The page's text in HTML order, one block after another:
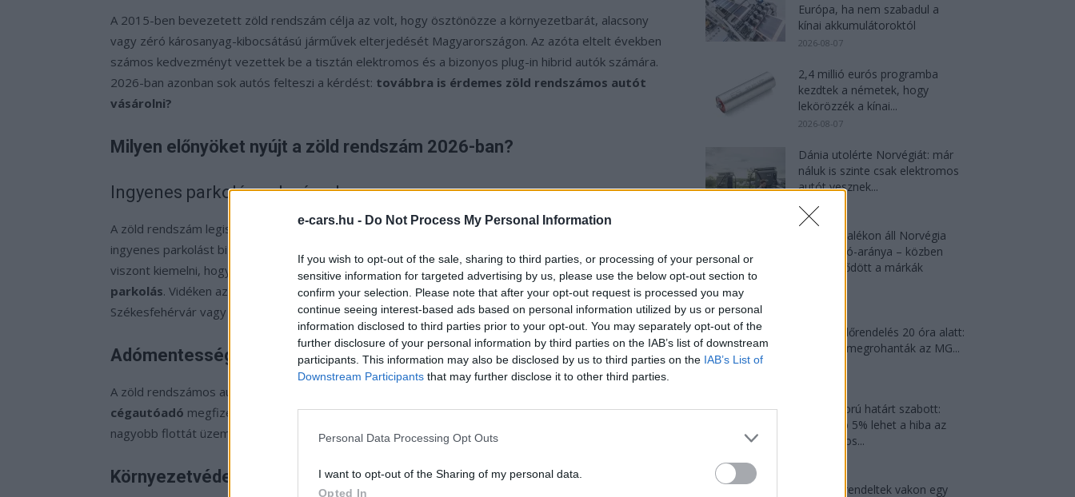
e-cars.hu - Do Not Process My Personal Information
If you wish to opt-out of the sale, sharing to third parties, or processing of your personal or
sensitive information for targeted advertising by us, please use the below opt-out section to
confirm your selection. Please note that after your opt-out request is processed you may
continue seeing interest-based ads based on personal information utilized by us or personal
information disclosed to third parties prior to your opt-out. You may separately opt-out of the
further disclosure of your personal information by third parties on the IAB’s list of downstream
participants. This information may also be disclosed by us to third parties on the IAB’s List of
Downstream Participants that may further disclose it to other third parties.
Personal Data Processing Opt Outs
I want to opt-out of the Sharing of my personal data.
Opted In
A 2015-ben bevezetett zöld rendszám célja az volt, hogy ösztönözze a környezetbarát, alacsony
vagy zéró károsanyag-kibocsátású járművek elterjedését Magyarországon. Az azóta eltelt években
számos kedvezményt vezettek be a tisztán elektromos és a bizonyos plug-in hibrid autók számára.
2026-ban azonban sok autós felteszi a kérdést: továbbra is érdemes zöld rendszámos autót
vásárolni?
Milyen előnyöket nyújt a zöld rendszám 2026-ban?
Ingyenes parkolás sok városban
A zöld rendszám legismertebb előnye, hogy számos magyar városban– köztük Budapesten is –
ingyenes parkolást biztosít. Ez különösen a fővárosban jelentős megtakarítást jelenthet. Fontos
viszont kiemelni, hogy
2027. január 1-től Budapesten megszűnik
az általános ingyenes
parkolás. Vidéken azonban több település továbbra is biztosítja ezt az előnyt, például Eger,
Székesfehérvár vagy Vác.
Adómentesség
A zöld rendszámos autók tulajdonosai 2026-ben is mentesülnek a
cégautóadó megfizetése alól. Ez jelentős költségcsökkentést jelent, főleg azok számára, akik
nagyobb flottát üzemeltetnek.
Környezetvédelmi szempontok
Európa, ha nem szabadul a
kínai akkumulátoroktól
2026-08-07
2,4 millió eurós programba
kezdtek a németek, hogy
lekörözzék a kínai...
2026-08-07
Dánia utolérte Norvégiát: már
náluk is szinte csak elektromos
autót vesznek...
2026-08-07
97,6 százalékon áll Norvégia
villanyautó-aránya – közben
átrendeződött a márkák
21 ezer előrendelés 20 óra alatt:
a kínaiak megrohanták az MG...
Kína szigorú határt szabott:
legfeljebb 5% lehet a hiba az
elektromos...
8500-an rendeltek vakon egy